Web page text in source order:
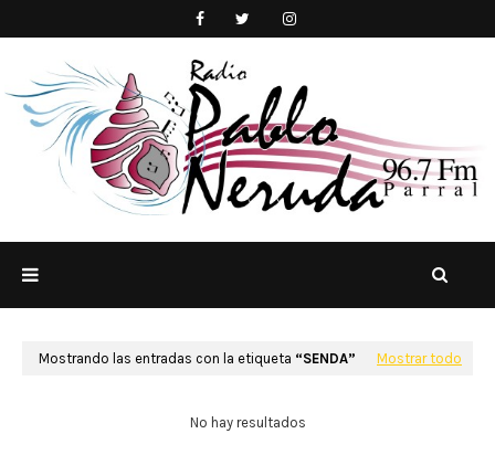
Mostrando las entradas con la etiqueta SENDA Mostrar todo
No hay resultados